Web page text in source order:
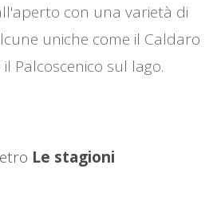
con una varietà di
uniche come il Caldaro
Palcoscenico sul lago.
Le stagioni